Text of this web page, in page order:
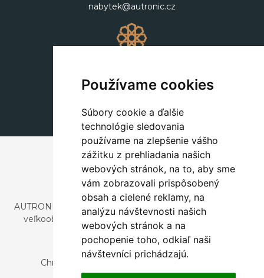
Používame cookies
Súbory cookie a ďalšie
technológie sledovania
používame na zlepšenie vášho
zážitku z prehliadania našich
webových stránok, na to, aby sme
vám zobrazovali prispôsobený
obsah a cielené reklamy, na
analýzu návštevnosti našich
webových stránok a na
pochopenie toho, odkiaľ naši
návštevníci prichádzajú.
nabytek@autronic.cz
+420 311 604 182
dekorace@autronic.cz
AUTRONIC, s.r.o. je spoločnosť zaoberajúca sa dovozom a
veľkoobchodným predajom dizajnového aj štýlového
nábytku a dekorácií.
Česká republika
Chrustenice 270, 267 12 Loděnice u Berouna